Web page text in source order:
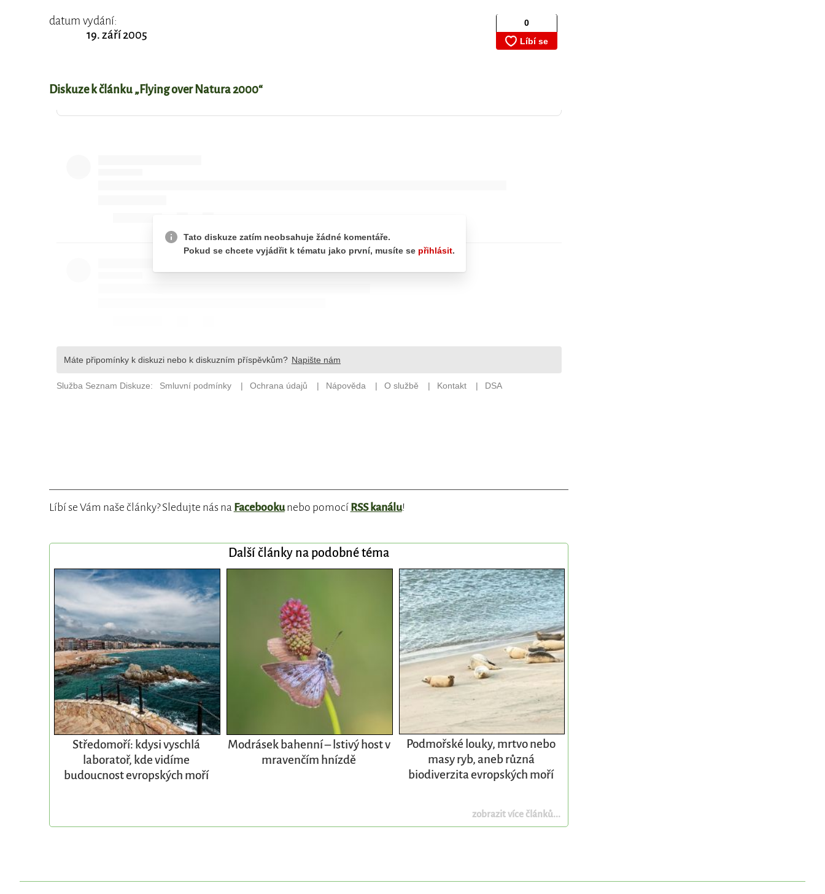
datum vydání:
19. září 2005
Diskuze k článku „Flying over Natura 2000“
Líbí se Vám naše články? Sledujte nás na Facebookunebo pomocí RSS kanálu!
Další články na podobné téma
Středomoří: kdysi vyschlá
laboratoř, kde vidíme
budoucnost evropských moří
Modrásek bahenní – lstivý host v
mravenčím hnízdě
Podmořské louky, mrtvo nebo
masy ryb, aneb různá
biodiverzita evropských moří
zobrazit více článků...